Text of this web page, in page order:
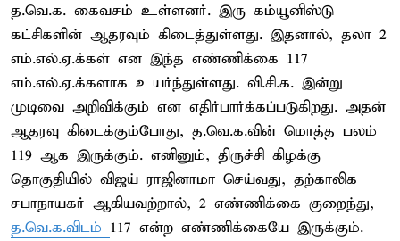
த.வெ.க. கைவசம் உள்ளனர். இரு கம்யூனிஸ்டு
கட்சிகளின் ஆதரவும் கிடைத்துள்ளது. இதனால், தலா 2
எம்.எல்.ஏ.க்கள் என இந்த எண்ணிக்கை 117
எம்.எல்.ஏ.க்களாக உயர்ந்துள்ளது. வி.சி.க. இன்று
முடிவை அறிவிக்கும் என எதிர்பார்க்கப்படுகிறது. அதன்
ஆதரவு கிடைக்கும்போது, த.வெ.க.வின் மொத்த பலம்
119 ஆக இருக்கும். எனினும், திருச்சி கிழக்கு
தொகுதியில் விஜய் ராஜினாமா செய்வது, தற்காலிக
சபாநாயகர் ஆகியவற்றால், 2 எண்ணிக்கை குறைந்து,
த.வெ.க.விடம் 117 என்ற எண்ணிக்கையே இருக்கும்.